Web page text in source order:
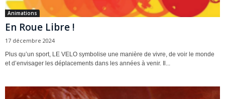
Animations
En Roue Libre !
17 décembre 2024
Plus qu’un sport, LE VELO symbolise une manière de vivre, de voir le monde
et d’envisager les déplacements dans les années à venir. Il...